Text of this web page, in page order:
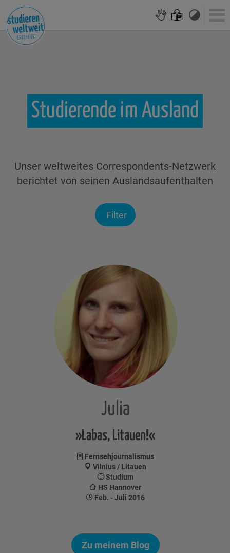
Studierende im Ausland
Unser weltweites Correspondents-Netzwerk
berichtet von seinen Auslandsaufenthalten
Filter
Julia
»Labas, Litauen!«
Fernsehjournalismus
Vilnius / Litauen
Studium
HS Hannover
Feb. - Juli 2016
Zu meinem Blog